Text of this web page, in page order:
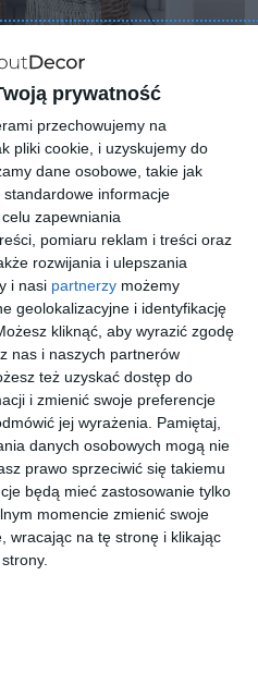
prywatność
przechowujemy na
pliki cookie, i uzyskujemy do
dane osobowe, takie jak
informacje
zapewniania
pomiaru reklam i treści oraz
rozwijania i ulepszania
i nasi partnerzy możemy
geolokalizacyjne i identyfikację
kliknąć, aby wyrazić zgodę
nas i naszych partnerów
też uzyskać dostęp do
i zmienić swoje preferencje
jej wyrażenia. Pamiętaj,
danych osobowych mogą nie
prawo sprzeciwić się takiemu
będą mieć zastosowanie tylko
momencie zmienić swoje
wracając na tę stronę i klikając
100 cm x 70